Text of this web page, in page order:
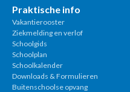
Praktische info
Vakantierooster
Ziekmelding en verlof
Schoolgids
Schoolplan
Schoolkalender
Downloads & Formulieren
Buitenschoolse opvang